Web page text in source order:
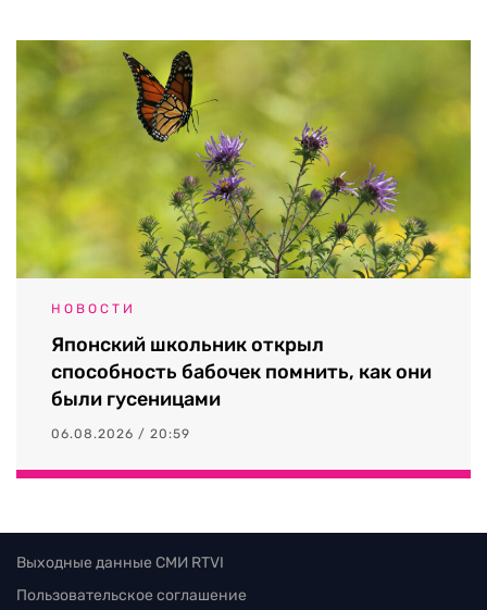
НОВОСТИ
Японский школьник открыл
способность бабочек помнить, как они
были гусеницами
06.08.2026 / 20:59
Выходные данные СМИ RTVI
Пользовательское соглашение